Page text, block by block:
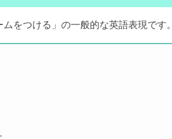
をつける」の一般的な英語表現です。